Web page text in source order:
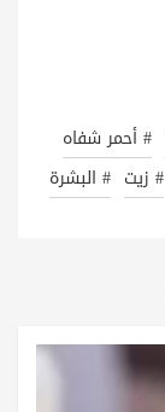
# أحمر شفاه
# زيت # البشرة